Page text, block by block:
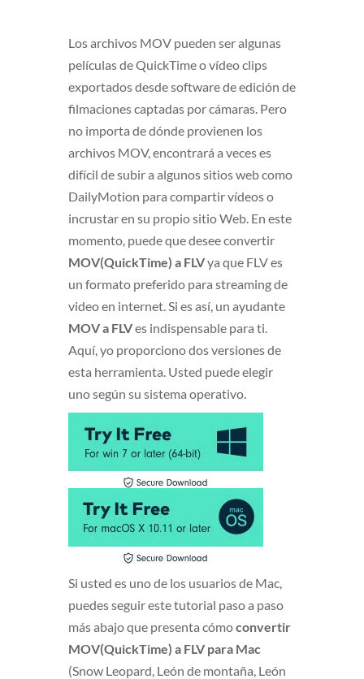
Los archivos MOV pueden ser algunas
películas de QuickTime o vídeo clips
exportados desde software de edición de
filmaciones captadas por cámaras. Pero
no importa de dónde provienen los
archivos MOV, encontrará a veces es
difícil de subir a algunos sitios web como
DailyMotion para compartir vídeos o
incrustar en su propio sitio Web. En este
momento, puede que desee convertir
MOV(QuickTime) a FLVya que FLV es
un formato preferido para streaming de
video en internet. Si es así, un ayudante
MOV a FLVes indispensable para ti.
Aquí, yo proporciono dos versiones de
esta herramienta. Usted puede elegir
uno según su sistema operativo.
Si usted es uno de los usuarios de Mac,
puedes seguir este tutorial paso a paso
más abajo que presenta cómoconvertir
MOV(QuickTime) a FLV para Mac
(Snow Leopard, León de montaña, León